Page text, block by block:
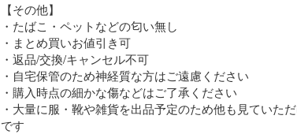
【その他】
・たばこ・ペットなどの匂い無し
・まとめ買いお値引き可
・返品/交換/キャンセル不可
・自宅保管のため神経質な方はご遠慮ください
・購入時点の細かな傷などはご了承ください
・大量に服・靴や雑貨を出品予定のため他も見ていた
です